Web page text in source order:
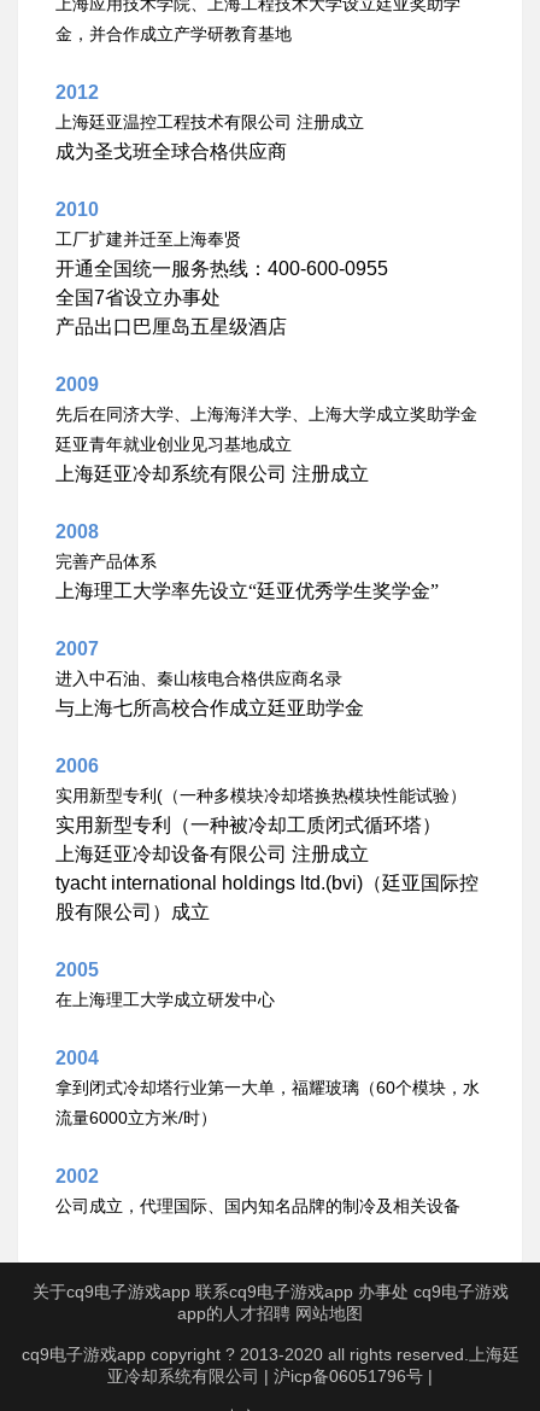
上海应用技术学院、上海工程技术大学设立廷亚奖助学
金，并合作成立产学研教育基地
2012
上海廷亚温控工程技术有限公司 注册成立
成为圣戈班全球合格供应商
2010
工厂扩建并迁至上海奉贤
开通全国统一服务热线：400-600-0955
全国7省设立办事处
产品出口巴厘岛五星级酒店
2009
先后在同济大学、上海海洋大学、上海大学成立奖助学金
廷亚青年就业创业见习基地成立
上海廷亚冷却系统有限公司 注册成立
2008
完善产品体系
上海理工大学率先设立“廷亚优秀学生奖学金”
2007
进入中石油、秦山核电合格供应商名录
与上海七所高校合作成立廷亚助学金
2006
实用新型专利( （一种多模块冷却塔换热模块性能试验）
实用新型专利（一种被冷却工质闭式循环塔）
上海廷亚冷却设备有限公司 注册成立
tyacht international holdings ltd.(bvi) （廷亚国际控
股有限公司）成立
2005
在上海理工大学成立研发中心
2004
拿到闭式冷却塔行业第一大单，福耀玻璃（60个模块，水
流量6000立方米/时）
2002
公司成立，代理国际、国内知名品牌的制冷及相关设备
关于cq9电子游戏app 联系cq9电子游戏app 办事处 cq9电子游戏
app的人才招聘 网站地图
cq9电子游戏app copyright ? 2013-2020 all rights reserved.上海廷
亚冷却系统有限公司 | 沪icp备06051796号 |